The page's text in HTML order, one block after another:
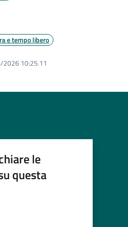
e tempo libero
10:25.11
le
questa